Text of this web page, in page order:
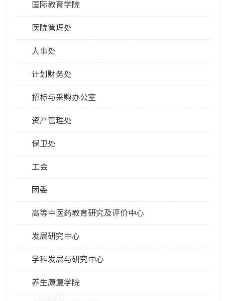
国际教育学院
医院管理处
人事处
计划财务处
招标与采购办公室
资产管理处
保卫处
工会
团委
高等中医药教育研究及评价中心
发展研究中心
学科发展与研究中心
养生康复学院